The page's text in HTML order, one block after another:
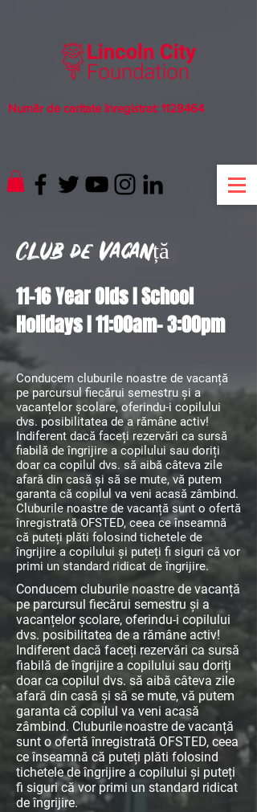
Număr de caritate înregistrat: 1128464
Club de vacanță
11-16 Year Olds I School
Holidays I 11:00am- 3:00pm
Conducem cluburile noastre de vacanță
pe parcursul fiecărui semestru și a
vacanțelor școlare, oferindu-i copilului
dvs. posibilitatea de a rămâne activ!
Indiferent dacă faceți rezervări ca sursă
fiabilă de îngrijire a copilului sau doriți
doar ca copilul dvs. să aibă câteva zile
afară din casă și să se mute, vă putem
garanta că copilul va veni acasă zâmbind.
Cluburile noastre de vacanță sunt o ofertă
înregistrată OFSTED, ceea ce înseamnă
că puteți plăti folosind tichetele de
îngrijire a copilului și puteți fi siguri că vor
primi un standard ridicat de îngrijire.
Conducem cluburile noastre de vacanță
pe parcursul fiecărui semestru și a
vacanțelor școlare, oferindu-i copilului
dvs. posibilitatea de a rămâne activ!
Indiferent dacă faceți rezervări ca sursă
fiabilă de îngrijire a copilului sau doriți
doar ca copilul dvs. să aibă câteva zile
afară din casă și să se mute, vă putem
garanta că copilul va veni acasă
zâmbind. Cluburile noastre de vacanță
sunt o ofertă înregistrată OFSTED, ceea
ce înseamnă că puteți plăti folosind
tichetele de îngrijire a copilului și puteți
fi siguri că vor primi un standard ridicat
de îngrijire.